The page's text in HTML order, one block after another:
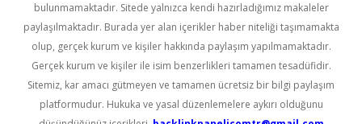
bulunmamaktadır. Sitede yalnızca kendi hazırladığımız makaleler
paylaşılmaktadır. Burada yer alan içerikler haber niteliği taşımamakta
olup, gerçek kurum ve kişiler hakkında paylaşım yapılmamaktadır.
Gerçek kurum ve kişiler ile isim benzerlikleri tamamen tesadüfidir.
Sitemiz, kar amacı gütmeyen ve tamamen ücretsiz bir bilgi paylaşım
platformudur. Hukuka ve yasal düzenlemelere aykırı olduğunu